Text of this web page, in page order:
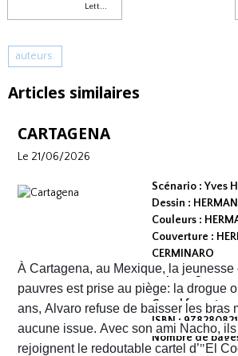
Lett...
auteurs.
Articles similaires
CARTAGENA
Le 21/06/2026
Scénario : Yves
Dessin :
Couleurs :
Couverture :
CERMINARO
Dépot légal :
Editeur :
Grand format
ISBN :
Nombre de
À Cartagena, au Mexique, la jeunesse
pauvres est prise au piège: la drogue
ans, Alvaro refuse de baisser les bras
aucune issue. Avec son ami Nacho,
rejoignent le redoutable cartel d’"El